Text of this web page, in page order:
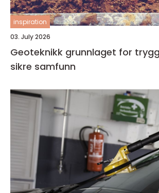
inspiration
03. July 2026
Geoteknikk grunnlaget for trygge bygg og
sikre samfunn